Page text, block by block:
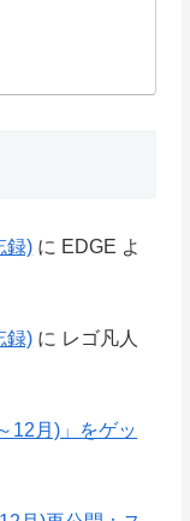
録) に EDGE よ
録) に レゴ凡人
12月)」をゲッ